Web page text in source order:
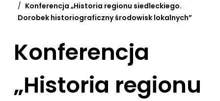
Konferencja „Historia regionu siedleckiego.
Dorobek historiograficzny środowisk lokalnych”
Konferencja
„Historia regionu